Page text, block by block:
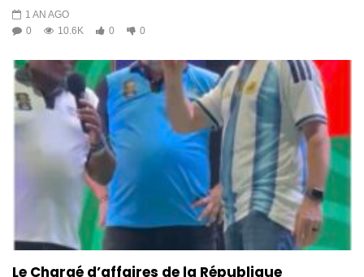
1 AN AGO
0
10.6K 0 0
Le Chargé d’affaires de la République